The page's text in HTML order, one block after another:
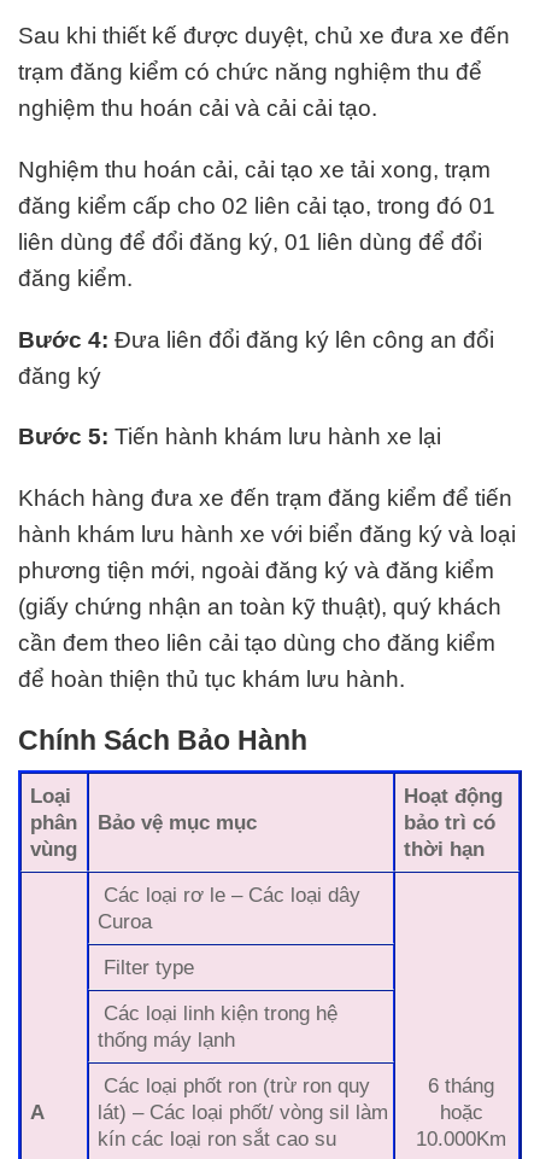
Sau khi thiết kế được duyệt, chủ xe đưa xe đến
trạm đăng kiểm có chức năng nghiệm thu để
nghiệm thu hoán cải và cải cải tạo.
Nghiệm thu hoán cải, cải tạo xe tải xong, trạm
đăng kiểm cấp cho 02 liên cải tạo, trong đó 01
liên dùng để đổi đăng ký, 01 liên dùng để đổi
đăng kiểm.
Bước 4: Đưa liên đổi đăng ký lên công an đổi
đăng ký
Bước 5: Tiến hành khám lưu hành xe lại
Khách hàng đưa xe đến trạm đăng kiểm để tiến
hành khám lưu hành xe với biển đăng ký và loại
phương tiện mới, ngoài đăng ký và đăng kiểm
(giấy chứng nhận an toàn kỹ thuật), quý khách
cần đem theo liên cải tạo dùng cho đăng kiểm
để hoàn thiện thủ tục khám lưu hành.
Chính Sách Bảo Hành
Loại
phân
vùng
Bảo vệ mục mục
Hoạt động
bảo trì có
thời hạn
A
Các loại rơ le – Các loại dây
Curoa
6 tháng
hoặc
10.000Km
Filter type
Các loại linh kiện trong hệ
thống máy lạnh
Các loại phốt ron (trừ ron quy
lát) – Các loại phốt/ vòng sil làm
kín các loại ron sắt cao su